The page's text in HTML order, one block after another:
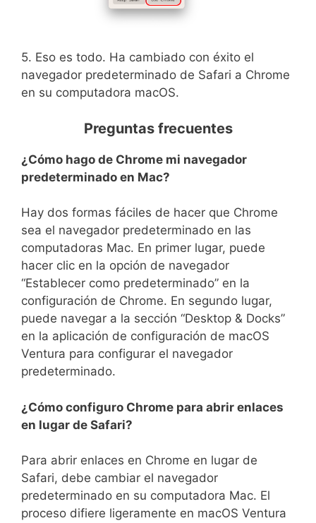
5. Eso es todo. Ha cambiado con éxito el
navegador predeterminado de Safari a Chrome
en su computadora macOS.
Preguntas frecuentes
¿Cómo hago de Chrome mi navegador
predeterminado en Mac?
Hay dos formas fáciles de hacer que Chrome
sea el navegador predeterminado en las
computadoras Mac. En primer lugar, puede
hacer clic en la opción de navegador
“Establecer como predeterminado” en la
configuración de Chrome. En segundo lugar,
puede navegar a la sección “Desktop & Docks”
en la aplicación de configuración de macOS
Ventura para configurar el navegador
predeterminado.
¿Cómo configuro Chrome para abrir enlaces
en lugar de Safari?
Para abrir enlaces en Chrome en lugar de
Safari, debe cambiar el navegador
predeterminado en su computadora Mac. El
proceso difiere ligeramente en macOS Ventura